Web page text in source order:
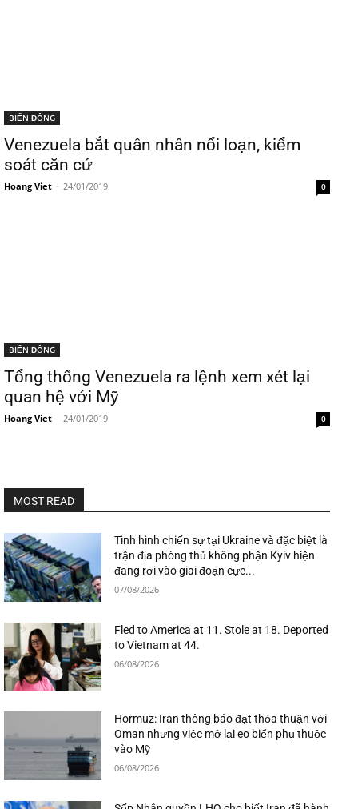
BIỂN ĐÔNG
Venezuela bắt quân nhân nổi loạn, kiểm
soát căn cứ
Hoang Viet - 24/01/2019 0
BIỂN ĐÔNG
Tổng thống Venezuela ra lệnh xem xét lại
quan hệ với Mỹ
Hoang Viet - 24/01/2019 0
MOST READ
Tình hình chiến sự tại Ukraine và đặc biệt là
trận địa phòng thủ không phận Kyiv hiện
đang rơi vào giai đoạn cực...
07/08/2026
Fled to America at 11. Stole at 18. Deported
to Vietnam at 44.
06/08/2026
Hormuz: Iran thông báo đạt thỏa thuận với
Oman nhưng việc mở lại eo biển phụ thuộc
vào Mỹ
06/08/2026